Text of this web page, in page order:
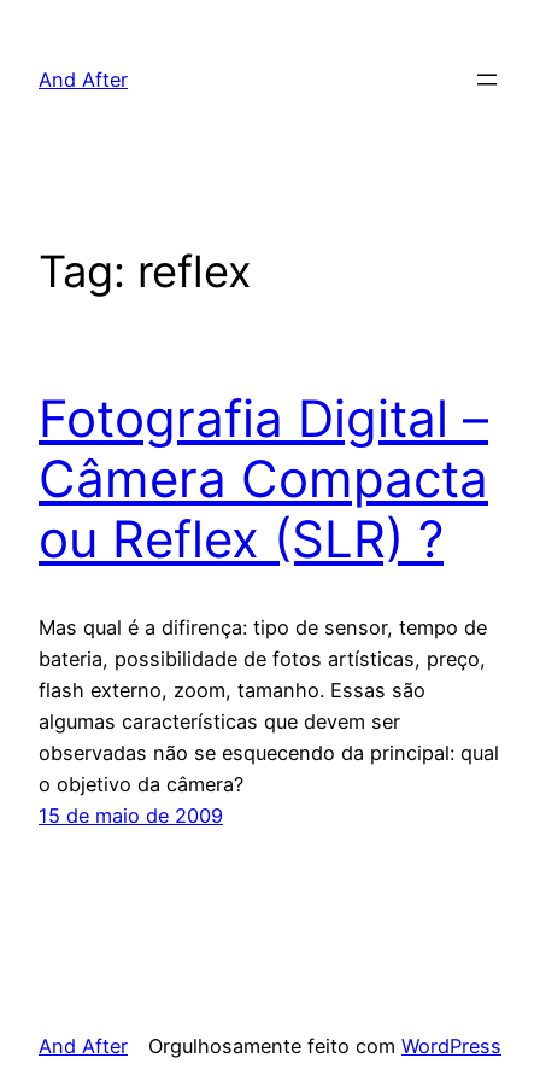
And After
Tag: reflex
Fotografia Digital –
Câmera Compacta
ou Reflex (SLR) ?
Mas qual é a difirença: tipo de sensor, tempo de
bateria, possibilidade de fotos artísticas, preço,
flash externo, zoom, tamanho. Essas são
algumas características que devem ser
observadas não se esquecendo da principal: qual
o objetivo da câmera?
15 de maio de 2009
And After Orgulhosamente feito com WordPress